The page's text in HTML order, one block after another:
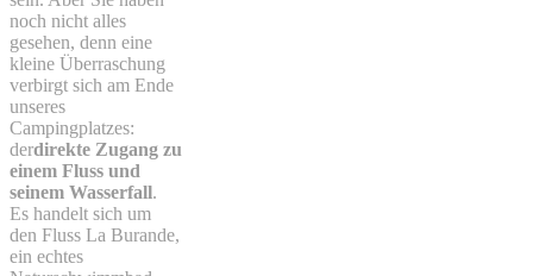
noch nicht alles
gesehen, denn eine
kleine Überraschung
verbirgt sich am Ende
unseres
Campingplatzes:
derdirekte Zugang zu
einem Fluss und
seinem Wasserfall.
Es handelt sich um
den Fluss La Burande,
ein echtes